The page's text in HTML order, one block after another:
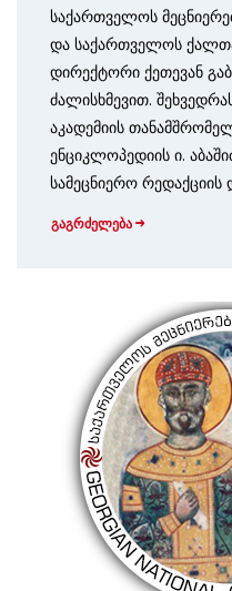
საქართველოს
და საქართველოს
დირექტორი ქეთევან
ძალისხმევით.
აკადემიის
ენციკლოპედიის ი.
სამეცნიერო რედაქციის
გაგრძელება